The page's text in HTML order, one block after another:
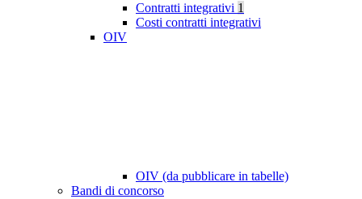
Contratti integrativi 1
Costi contratti integrativi
OIV
OIV (da pubblicare in tabelle)
Bandi di concorso